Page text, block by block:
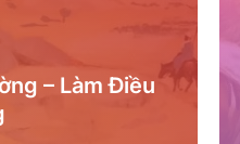
– Làm Điều